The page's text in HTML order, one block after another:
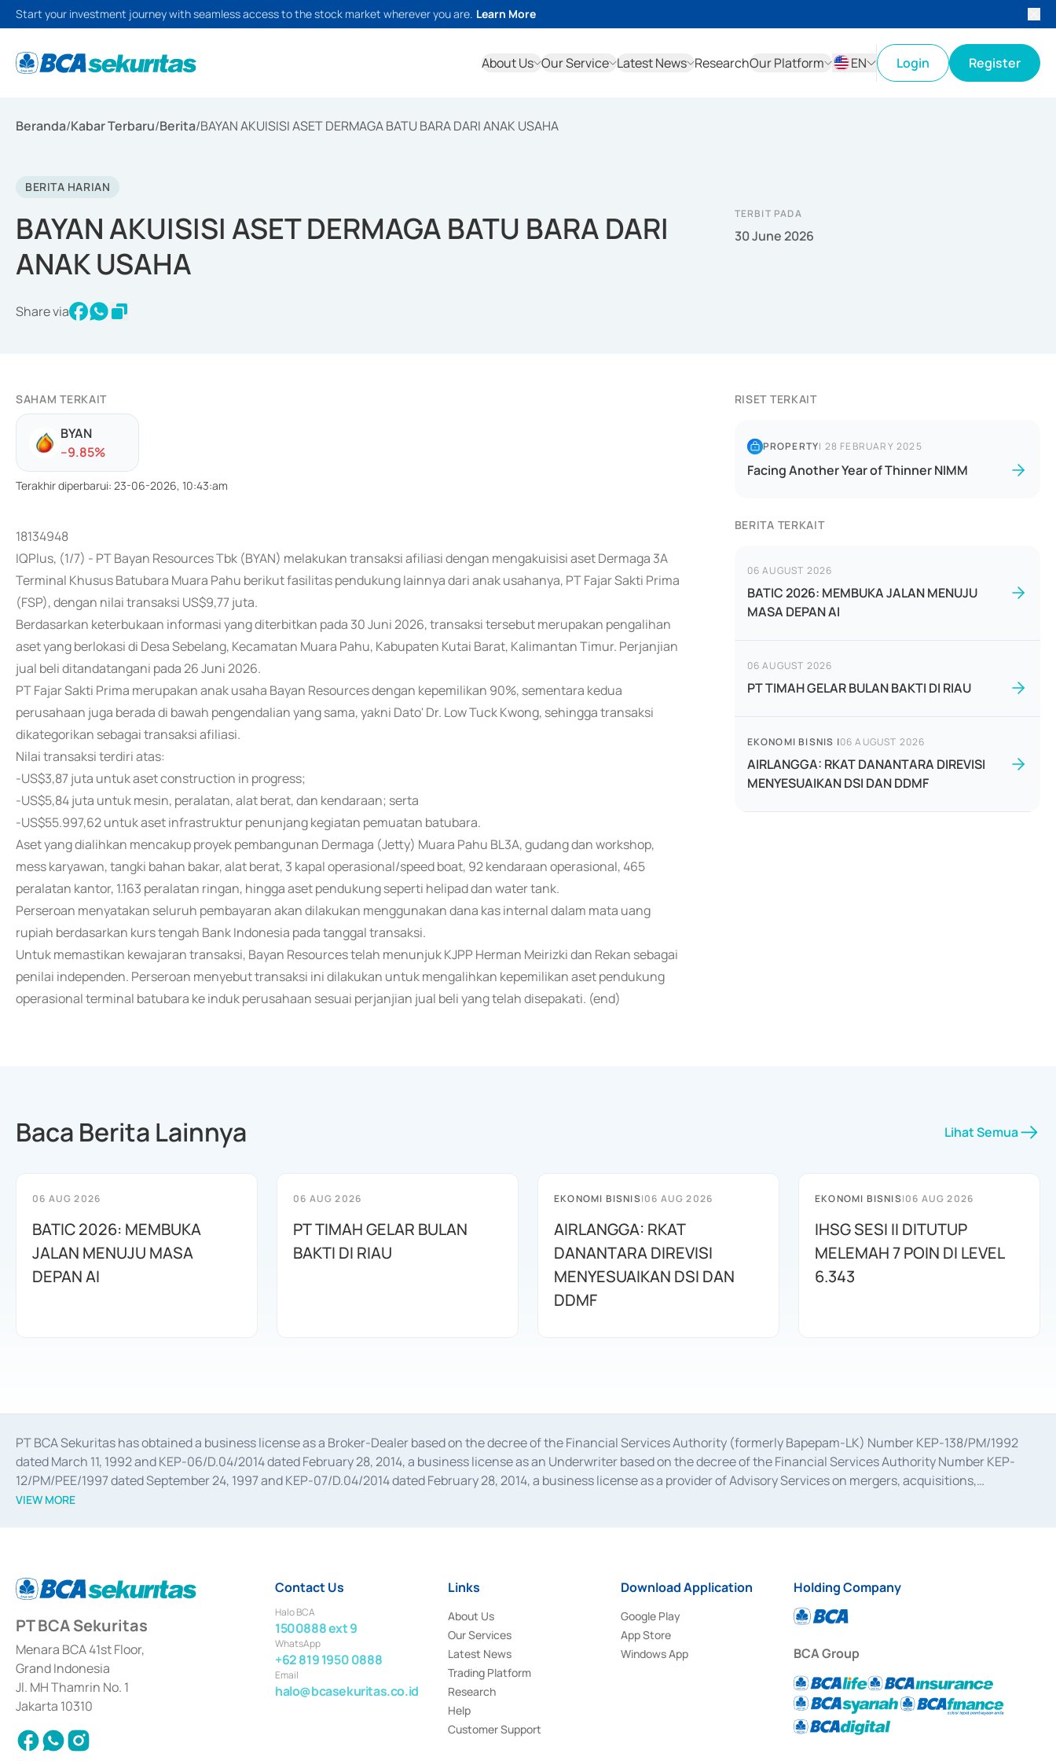
Start your investment journey with seamless access to the stock market wherever you are. Learn More
About Us Our Service Latest News ResearchOur Platform
EN
Login Register
Beranda/Kabar Terbaru/Berita/BAYAN AKUISISI ASET DERMAGA BATU BARA DARI ANAK USAHA
BERITA HARIAN
BAYAN AKUISISI ASET DERMAGA BATU BARA DARI
ANAK USAHA
Share via
TERBIT PADA
30 June 2026
SAHAM TERKAIT
BYAN
--9.85%
Terakhir diperbarui: 23-06-2026, 10:43:am
18134948
IQPlus, (1/7) - PT Bayan Resources Tbk (BYAN) melakukan transaksi afiliasi dengan mengakuisisi aset Dermaga 3A
Terminal Khusus Batubara Muara Pahu berikut fasilitas pendukung lainnya dari anak usahanya, PT Fajar Sakti Prima
(FSP), dengan nilai transaksi US$9,77 juta.
Berdasarkan keterbukaan informasi yang diterbitkan pada 30 Juni 2026, transaksi tersebut merupakan pengalihan
aset yang berlokasi di Desa Sebelang, Kecamatan Muara Pahu, Kabupaten Kutai Barat, Kalimantan Timur. Perjanjian
jual beli ditandatangani pada 26 Juni 2026.
PT Fajar Sakti Prima merupakan anak usaha Bayan Resources dengan kepemilikan 90%, sementara kedua
perusahaan juga berada di bawah pengendalian yang sama, yakni Dato' Dr. Low Tuck Kwong, sehingga transaksi
dikategorikan sebagai transaksi afiliasi.
Nilai transaksi terdiri atas:
-US$3,87 juta untuk aset construction in progress;
-US$5,84 juta untuk mesin, peralatan, alat berat, dan kendaraan; serta
-US$55.997,62 untuk aset infrastruktur penunjang kegiatan pemuatan batubara.
Aset yang dialihkan mencakup proyek pembangunan Dermaga (Jetty) Muara Pahu BL3A, gudang dan workshop,
mess karyawan, tangki bahan bakar, alat berat, 3 kapal operasional/speed boat, 92 kendaraan operasional, 465
peralatan kantor, 1.163 peralatan ringan, hingga aset pendukung seperti helipad dan water tank.
Perseroan menyatakan seluruh pembayaran akan dilakukan menggunakan dana kas internal dalam mata uang
rupiah berdasarkan kurs tengah Bank Indonesia pada tanggal transaksi.
Untuk memastikan kewajaran transaksi, Bayan Resources telah menunjuk KJPP Herman Meirizki dan Rekan sebagai
penilai independen. Perseroan menyebut transaksi ini dilakukan untuk mengalihkan kepemilikan aset pendukung
operasional terminal batubara ke induk perusahaan sesuai perjanjian jual beli yang telah disepakati. (end)
RISET TERKAIT
PROPERTY| 28 FEBRUARY 2025
Facing Another Year of Thinner NIMM
BERITA TERKAIT
06 AUGUST 2026
BATIC 2026: MEMBUKA JALAN MENUJU
MASA DEPAN AI
06 AUGUST 2026
PT TIMAH GELAR BULAN BAKTI DI RIAU
EKONOMI BISNIS |06 AUGUST 2026
AIRLANGGA: RKAT DANANTARA DIREVISI
MENYESUAIKAN DSI DAN DDMF
Baca Berita Lainnya Lihat Semua
06 AUG 2026
BATIC 2026: MEMBUKA
JALAN MENUJU MASA
DEPAN AI
06 AUG 2026
PT TIMAH GELAR BULAN
BAKTI DI RIAU
EKONOMI BISNIS|06 AUG 2026
AIRLANGGA: RKAT
DANANTARA DIREVISI
MENYESUAIKAN DSI DAN
DDMF
EKONOMI BISNIS|06 AUG 2026
IHSG SESI II DITUTUP
MELEMAH 7 POIN DI LEVEL
6.343
PT BCA Sekuritas has obtained a business license as a Broker-Dealer based on the decree of the Financial Services Authority (formerly Bapepam-LK) Number KEP-138/PM/1992
dated March 11, 1992 and KEP-06/D.04/2014 dated February 28, 2014, a business license as an Underwriter based on the decree of the Financial Services Authority Number KEP-
12/PM/PEE/1997 dated September 24, 1997 and KEP-07/D.04/2014 dated February 28, 2014, a business license as a provider of Advisory Services on mergers, acquisitions,
divestments, and joint ventures based on the decree of the Financial Services Authority Number S-67/PM.21/2014 dated February 28, 2014, a business license as a provider of
Settlement of Commercial Paper Transactions whose license was issued in 2018.
VIEW MORE
PT BCA Sekuritas
Menara BCA 41st Floor,
Grand Indonesia
Jl. MH Thamrin No. 1
Jakarta 10310
Contact Us
Halo BCA
1500888 ext 9
WhatsApp
+62 819 1950 0888
Email
halo@bcasekuritas.co.id
Links
About Us
Our Services
Latest News
Trading Platform
Research
Help
Customer Support
Download Application
Google Play
App Store
Windows App
Holding Company
BCA Group